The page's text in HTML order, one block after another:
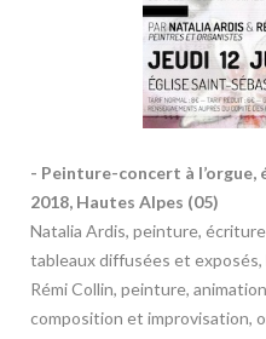
- Peinture-concert à l’orgue,
2018, Hautes Alpes (05)
Natalia Ardis, peinture,
tableaux diffusées et
Rémi Collin, peinture,
composition et improvisation,